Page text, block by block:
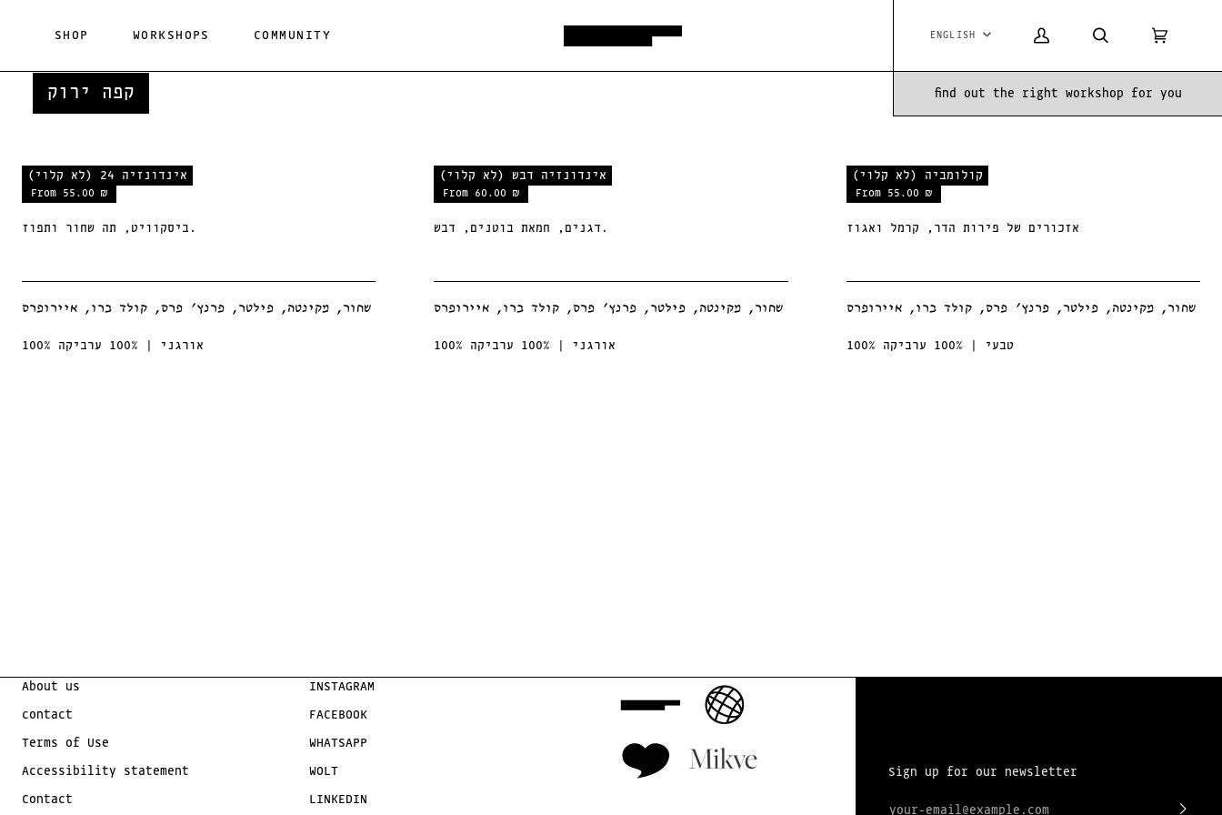
SHOP WORKSHOPS COMMUNITY Language
ENGLISH
My
Search Cart
find out the right workshop for you קפה ירוק
אינדונזיה
(לא
אינדונזיה 24 (לא קלוי)
From 55.00 ₪
ביסקוויט, תה שחור ותפוז.
שחור, מקינטה, פילטר, פרנץ׳ פרס, קולד ברו, איירופרס
100% אורגני | 100% ערביקה
אינדונזיה
(לא
אינדונזיה דבש (לא קלוי)
From 60.00 ₪
דגנים, חמאת בוטנים, דבש.
שחור, מקינטה, פילטר, פרנץ׳ פרס, קולד ברו, איירופרס
100% אורגני | 100% ערביקה
קולומביה
קלוי)
קולומביה (לא קלוי)
From 55.00 ₪
אזכורים של פירות הדר, קרמל ואגוז
שחור, מקינטה, פילטר, פרנץ׳ פרס, קולד ברו, איירופרס
100% טבעי | 100% ערביקה
Sign up for our newsletter
About us
contact
Terms of Use
Accessibility statement
Contact
INSTAGRAM
FACEBOOK
WHATSAPP
WOLT
LINKEDIN